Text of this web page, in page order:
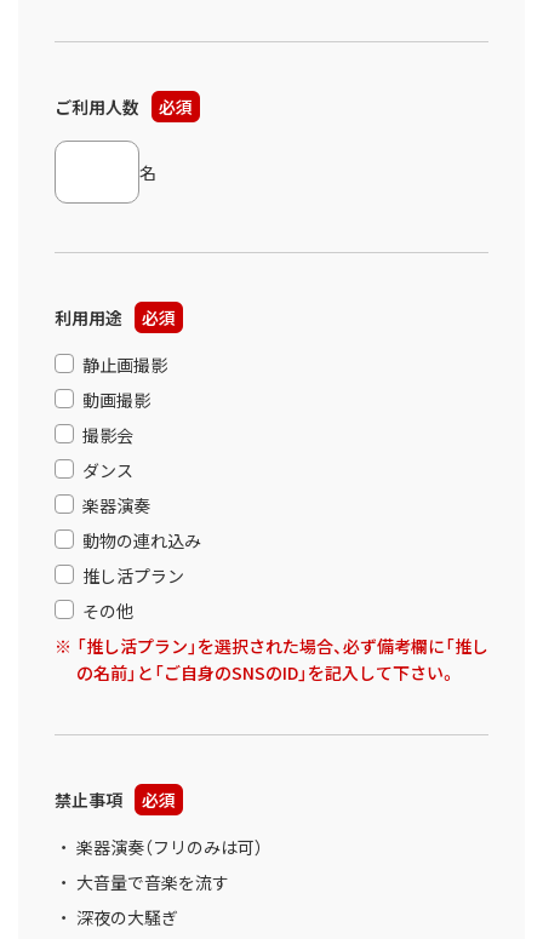
ご利用人数 必須
名
利用用途
必須
静止画撮影
動画撮影
撮影会
ダンス
楽器演奏
動物の連れ込み
推し活プラン
その他
「推し活プラン」を選択された場合、必ず備考欄に「推し
の名前」と「ご自身のSNSのID」を記入して下さい。
禁止事項
必須
楽器演奏（フリのみは可）
大音量で音楽を流す
深夜の大騒ぎ